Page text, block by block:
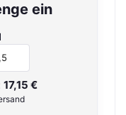
ein
17,15 €